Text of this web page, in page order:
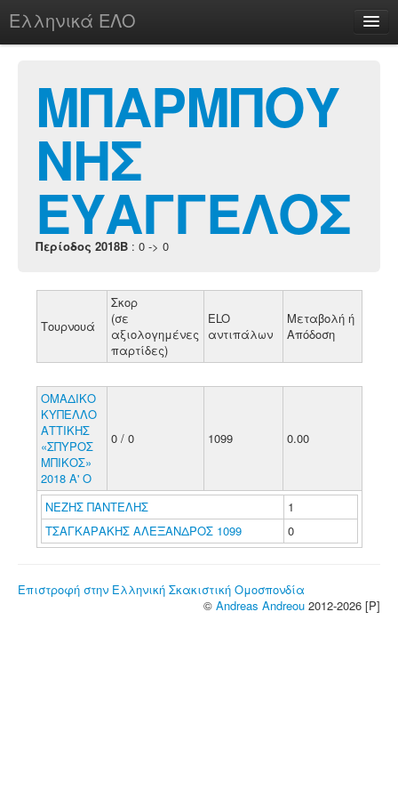
Ελληνικά ΕΛΟ
chesstu.be @ discord
Login
ΜΠΑΡΜΠΟΥ
ΝΗΣ
ΕΥΑΓΓΕΛΟΣ
Περίοδος 2018B : 0 -> 0
Τουρνουά
Σκορ
(σε
αξιολογημένες
παρτίδες)
ELO
αντιπάλων
Μεταβολή ή
Απόδοση
ΟΜΑΔΙΚΟ
ΚΥΠΕΛΛΟ
ΑΤΤΙΚΗΣ
«ΣΠΥΡΟΣ
ΜΠΙΚΟΣ»
2018 Α' Ο
0 / 0 1099 0.00
ΝΕΖΗΣ ΠΑΝΤΕΛΗΣ
1
ΤΣΑΓΚΑΡΑΚΗΣ ΑΛΕΞΑΝΔΡΟΣ 1099
0
Επιστροφή στην Ελληνική Σκακιστική Ομοσπονδία
© Andreas Andreou 2012-2026 [P]